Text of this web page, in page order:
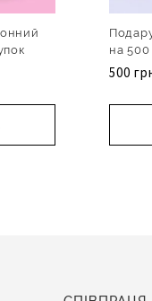
на 500
500